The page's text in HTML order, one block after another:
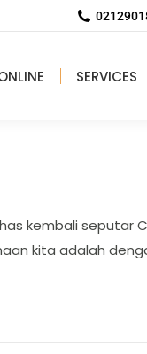
SERVICES
kembali seputar
kita adalah